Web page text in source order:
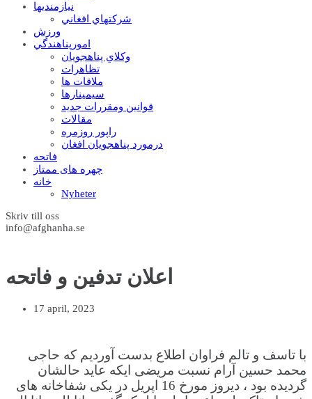
نيازمنديها
شرکتهاي افغاني
ورزش
امورپناهندگي
وکلاي پناهجويان
تظاهرات
ملاقات ها
سيمينارها
قوانين ومقررات جديد
مقالات
راپور روزمره
درمورد پناهجويان افغان
فاتحه
چهره های ممتاز
خانه
Nyheter
Skriv till oss
info@afghanha.se
اعلان تدفین و فاتحه
17 april, 2023
با تاسف و تالم فراوان اطلاع بدست آوردیم که حاجی
محمد حسین آرام نسبت مریضی ایکه عاید حالشان
گردیده بود ، دیروز مورخ 16 اپریل در یکی شفاخانه های